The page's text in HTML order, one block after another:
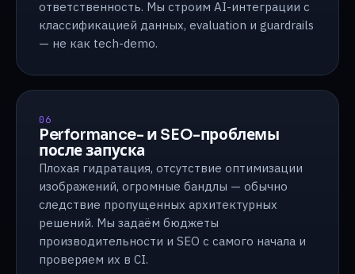
ответственность. Мы строим AI-интеграции с
классификацией данных, evaluation и guardrails
— не как tech-demo.
06
Performance- и SEO-проблемы
после запуска
Плохая гидратация, отсутствие оптимизации
изображений, огромные бандлы — обычно
следствие пропущенных архитектурных
решений. Мы задаём бюджеты
производительности и SEO с самого начала и
проверяем их в CI.